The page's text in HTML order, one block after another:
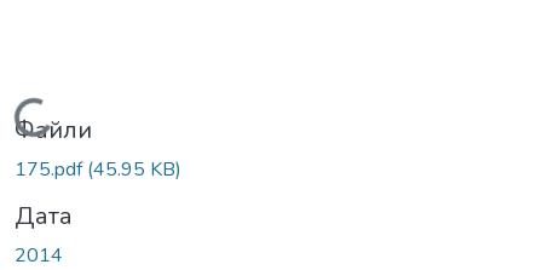
Вантажиться...
Файли
175.pdf(45.95 KB)
Дата
2014